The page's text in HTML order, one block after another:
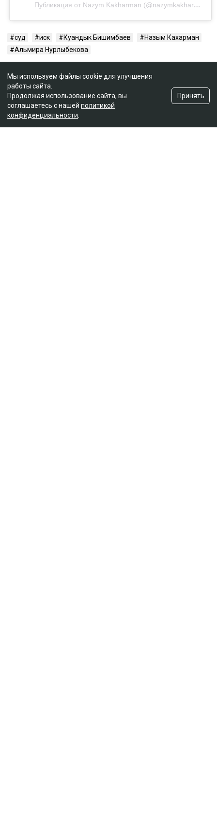
Публикация от Nazym Kakharman (@nazymkakharman)
суд иск Куандык Бишимбаев
Назым Кахарман
Альмира Нурлыбекова
Мы используем файлы cookie для улучшения
работы сайта.
Продолжая использование сайта, вы
соглашаетесь с нашей политикой
конфиденциальности
Принять